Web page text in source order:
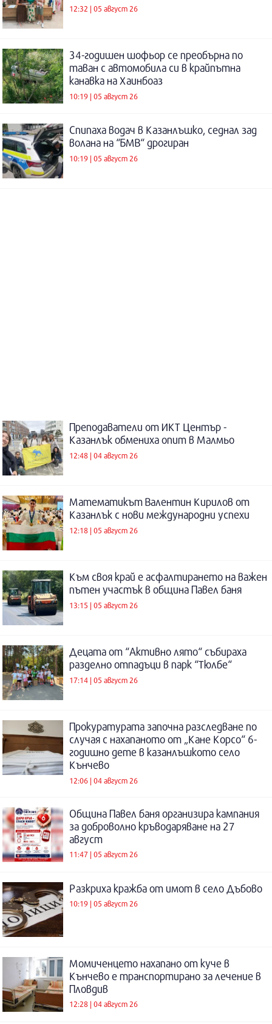
12:32 | 05 август 26
34-годишен шофьор се преобърна по
таван с автомобила си в крайпътна
канавка на Хаинбоаз
10:19 | 05 август 26
Спипаха водач в Казанлъшко, седнал зад
волана на “БМВ“ дрогиран
10:19 | 05 август 26
Преподаватели от ИКТ Център -
Казанлък обмениха опит в Малмьо
12:48 | 04 август 26
Математикът Валентин Кирилов от
Казанлък с нови международни успехи
12:18 | 05 август 26
Към своя край е асфалтирането на важен
пътен участък в община Павел баня
13:15 | 05 август 26
Децата от “Активно лято“ събираха
разделно отпадъци в парк “Тюлбе“
17:14 | 05 август 26
Прокуратурата започна разследване по
случая с нахапаното от „Кане Корсо“ 6-
годишно дете в казанлъшкото село
Кънчево
12:06 | 04 август 26
Община Павел баня организира кампания
за доброволно кръводаряване на 27
август
11:47 | 05 август 26
Разкриха кражба от имот в село Дъбово
10:19 | 05 август 26
Момиченцето нахапано от куче в
Кънчево е транспортирано за лечение в
Пловдив
12:28 | 04 август 26